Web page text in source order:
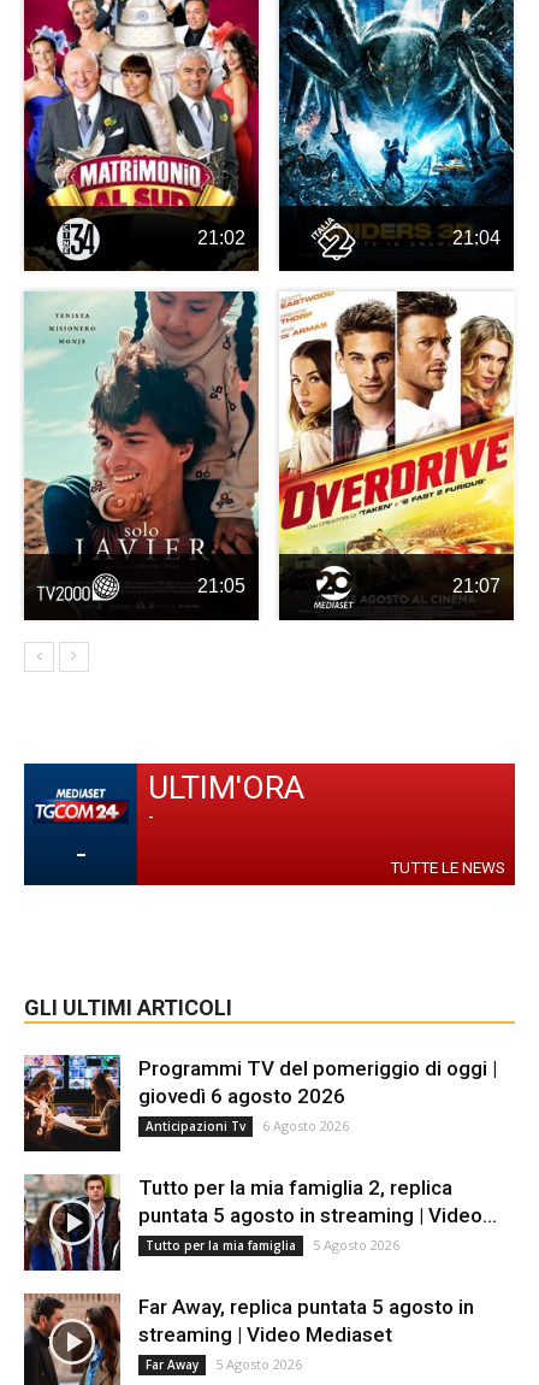
21:02 21:04
21:05 21:07
-
ULTIM'ORA
-
TUTTE LE NEWS
GLI ULTIMI ARTICOLI
Programmi TV del pomeriggio di oggi |
giovedì 6 agosto 2026
Anticipazioni Tv 6 Agosto 2026
Tutto per la mia famiglia 2, replica
puntata 5 agosto in streaming | Video...
Tutto per la mia famiglia 5 Agosto 2026
Far Away, replica puntata 5 agosto in
streaming | Video Mediaset
Far Away 5 Agosto 2026